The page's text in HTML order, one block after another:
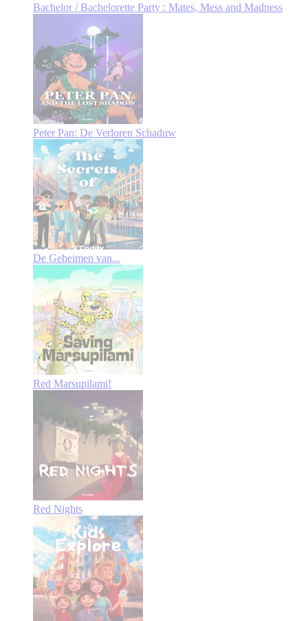
Bachelor / Bachelorette Party : Mates, Mess and Madness
Peter Pan: De Verloren Schaduw
De Geheimen van...
Red Marsupilami!
Red Nights